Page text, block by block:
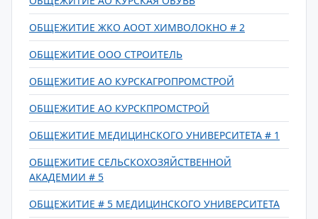
ОБЩЕЖИТИЕ ЖКО АООТ ХИМВОЛОКНО # 2
ОБЩЕЖИТИЕ ООО СТРОИТЕЛЬ
ОБЩЕЖИТИЕ АО КУРСКАГРОПРОМСТРОЙ
ОБЩЕЖИТИЕ АО КУРСКПРОМСТРОЙ
ОБЩЕЖИТИЕ МЕДИЦИНСКОГО УНИВЕРСИТЕТА # 1
ОБЩЕЖИТИЕ СЕЛЬСКОХОЗЯЙСТВЕННОЙ
АКАДЕМИИ # 5
ОБЩЕЖИТИЕ # 5 МЕДИЦИНСКОГО УНИВЕРСИТЕТА